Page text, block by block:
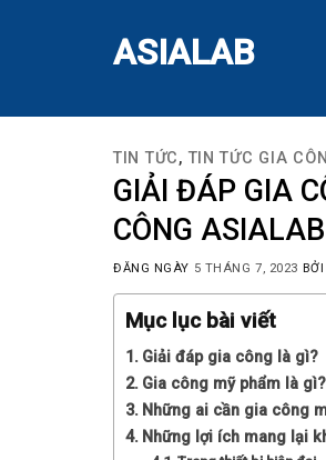
ASIALAB
TIN TỨC,TIN TỨC GIA
GIẢI ĐÁP GIA
CÔNG ASIALAB
ĐĂNG NGÀY 5 THÁNG 7, 2023 BỞI
Mục lục bài viết
Giải đáp gia công là gì?
Gia công mỹ phẩm là gì?
Những ai cần gia công
Những lợi ích mang lại